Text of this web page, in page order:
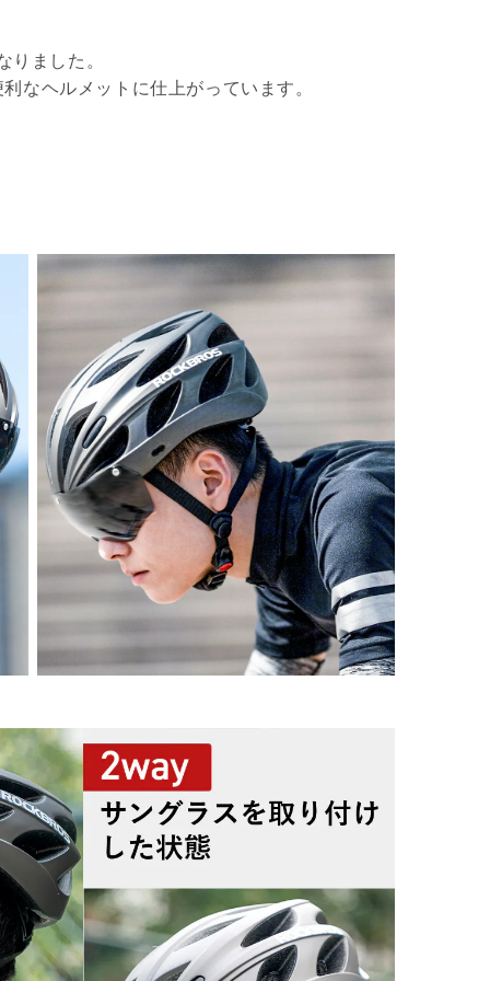
ました。
なヘルメットに仕上がっています。